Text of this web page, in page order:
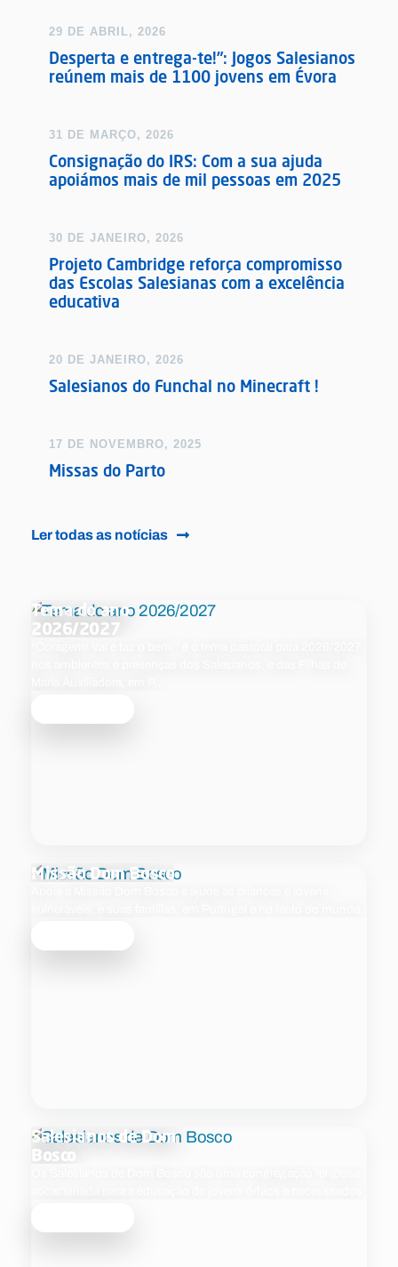
29 DE ABRIL, 2026
Desperta e entrega-te!”: Jogos Salesianos
reúnem mais de 1100 jovens em Évora
31 DE MARÇO, 2026
Consignação do IRS: Com a sua ajuda
apoiámos mais de mil pessoas em 2025
30 DE JANEIRO, 2026
Projeto Cambridge reforça compromisso
das Escolas Salesianas com a excelência
educativa
20 DE JANEIRO, 2026
Salesianos do Funchal no Minecraft !
17 DE NOVEMBRO, 2025
Missas do Parto
Ler todas as notícias
Tema do ano
2026/2027
Missão Dom Bosco
Salesianos de Dom
Bosco